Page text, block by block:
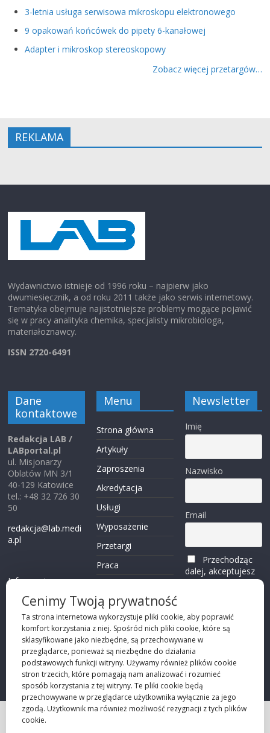
3-letnia usługa serwisowa mikroskopu elektronowego
9 opakowań końcówek do pipety 6-kanałowej
Adapter i mikroskop stereoskopowy
Zobacz więcej przetargów…
REKLAMA
Wydawnictwo istnieje od 1996 roku – najpierw jako
dwumiesięcznik, a od roku 2011 także jako serwis internetowy.
Tematyka obejmuje najistotniejsze problemy mogące pojawić
się w pracy analityka chemika, specjalisty mikrobiologa,
materiałoznawcy.
ISSN 2720-6491
Dane
kontaktowe
Redakcja LAB /
LABportal.pl
ul. Misjonarzy
Oblatów MN 3/1
40-129 Katowice
tel.: +48 32 726 30
50
redakcja@lab.medi
a.pl
Informacje o
Przechodząc dalej,
akceptujeszpolity
kę prywatności
Menu
Strona główna
Artykuły
Zaproszenia
Akredytacja
Usługi
Wyposażenie
Przetargi
Praca
Kontakt
Newsletter
Imię
Nazwisko
Email
Przechodząc
dalej, akceptujesz
politykę
Cenimy Twoją prywatność
Ta strona internetowa wykorzystuje pliki cookie, aby poprawić
komfort korzystania z niej. Spośród nich pliki cookie, które są
sklasyfikowane jako niezbędne, są przechowywane w
przeglądarce, ponieważ są niezbędne do działania
podstawowych funkcji witryny. Używamy również plików cookie
stron trzecich, które pomagają nam analizować i rozumieć
sposób korzystania z tej witryny. Te pliki cookie będą
przechowywane w przeglądarce użytkownika wyłącznie za jego
zgodą. Użytkownik ma również możliwość rezygnacji z tych plików
cookie.